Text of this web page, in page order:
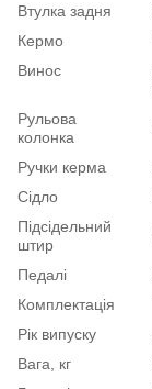
Втулка задня
Кермо
Винос
Рульова
колонка
Ручки керма
Сідло
Підсідельний
штир
Педалі
Комплектація
Рік випуску
Вага, кг